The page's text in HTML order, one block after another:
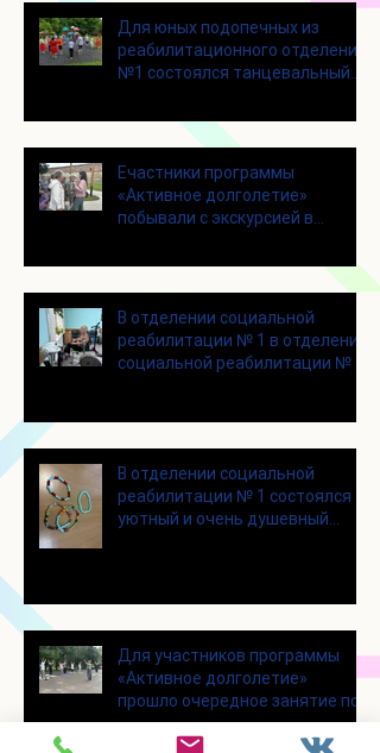
Для юных подопечных из
реабилитационного отделения
№1 состоялся танцевальный
Eчастники программы
«Активное долголетие»
побывали с экскурсией в
В отделении социальной
реабилитации № 1 в отделении
социальной реабилитации № 1
В отделении социальной
реабилитации № 1 состоялся
уютный и очень душевный
Для участников программы
«Активное долголетие»
прошло очередное занятие по
Цигун